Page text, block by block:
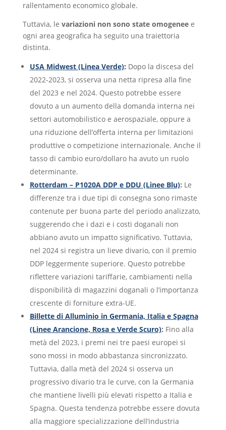
rallentamento economico globale.
Tuttavia, le variazioni non sono state omogeneee
ogni area geografica ha seguito una traiettoria
distinta.
USA Midwest (Linea Verde):Dopo la discesa del
2022-2023, si osserva una netta ripresa alla fine
del 2023 e nel 2024. Questo potrebbe essere
dovuto a un aumento della domanda interna nei
settori automobilistico e aerospaziale, oppure a
una riduzione dell’offerta interna per limitazioni
produttive o competizione internazionale. Anche il
tasso di cambio euro/dollaro ha avuto un ruolo
determinante.
Rotterdam – P1020A DDP e DDU (Linee Blu): Le
differenze tra i due tipi di consegna sono rimaste
contenute per buona parte del periodo analizzato,
suggerendo che i dazi e i costi doganali non
abbiano avuto un impatto significativo. Tuttavia,
nel 2024 si registra un lieve divario, con il premio
DDP leggermente superiore. Questo potrebbe
riflettere variazioni tariffarie, cambiamenti nella
disponibilità di magazzini doganali o l’importanza
crescente di forniture extra-UE.
Billette di Alluminio in Germania, Italia e Spagna
(Linee Arancione, Rosa e Verde Scuro): Fino alla
metà del 2023, i premi nei tre paesi europei si
sono mossi in modo abbastanza sincronizzato.
Tuttavia, dalla metà del 2024 si osserva un
progressivo divario tra le curve, con la Germania
che mantiene livelli più elevati rispetto a Italia e
Spagna. Questa tendenza potrebbe essere dovuta
alla maggiore specializzazione dell’industria